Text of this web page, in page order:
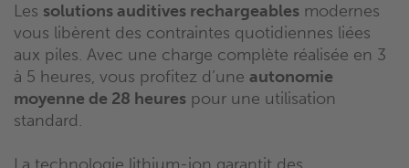
Les solutions auditives rechargeables modernes
vous libèrent des contraintes quotidiennes liées
aux piles. Avec une charge complète réalisée en 3
à 5 heures, vous profitez d’une autonomie
moyenne de 28 heures pour une utilisation
standard.